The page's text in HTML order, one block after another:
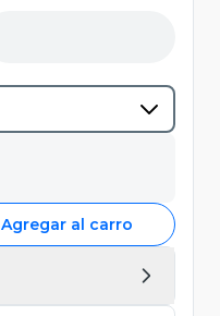
Agregar al carro